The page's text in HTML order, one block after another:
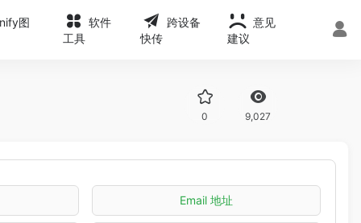
图
软件
工具
跨设备
快传
意见
建议
0 9,027
Email 地址